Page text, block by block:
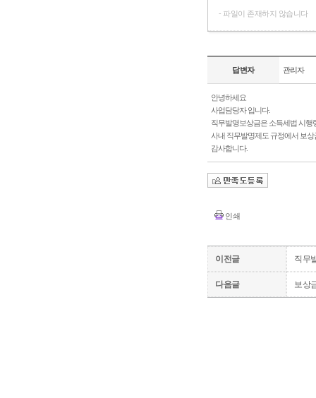
- 파일이 존재하지 않습니다
답변자 관리자
안녕하세요
사업담당자 입니다.
직무발명보상금은 소득세법 시행
사내 직무발명제도 규정에서 보
감사합니다.
인쇄
이전글 직무
다음글 보상